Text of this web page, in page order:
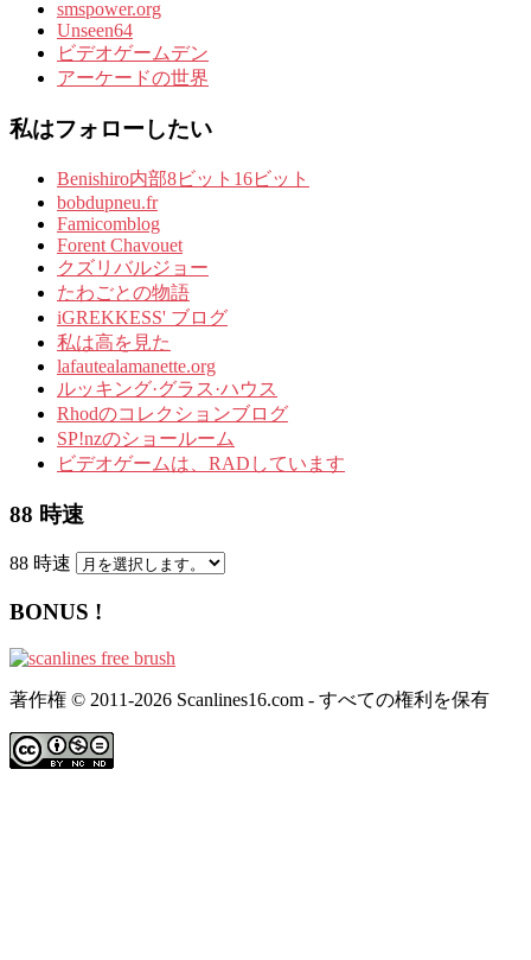
smspower.org
Unseen64
ビデオゲームデン
アーケードの世界
私はフォローしたい
Benishiro内部8ビット16ビット
bobdupneu.fr
Famicomblog
Forent Chavouet
クズリバルジョー
たわごとの物語
iGREKKESS' ブログ
私は高を見た
lafautealamanette.org
ルッキング·グラス·ハウス
Rhodのコレクションブログ
SP!nzのショールーム
ビデオゲームは、RADしています
88 時速
88 時速
BONUS !
著作権 © 2011-2026 Scanlines16.com - すべての権利を保有